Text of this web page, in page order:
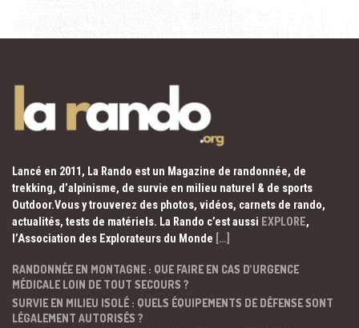
Lancé en 2011, La Rando est un Magazine de randonnée, de
trekking, d’alpinisme, de survie en milieu naturel & de sports
Outdoor.Vous y trouverez des photos, vidéos, carnets de rando,
actualités, tests de matériels. La Rando c’est aussi EXPLORE,
l’Association des Explorateurs du Monde […]
RANDONNÉE EN MONTAGNE : QUE FAIRE EN CAS D’URGENCE
MÉDICALE LOIN DE TOUT SECOURS ?
SURVIE EN MILIEU ISOLÉ : QUELS ÉQUIPEMENTS DE DÉFENSE SONT
LÉGALEMENT AUTORISÉS ?